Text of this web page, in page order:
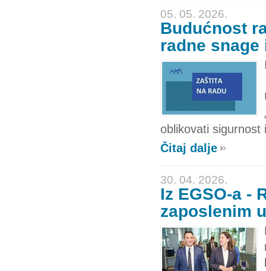
05. 05. 2026.
Budućnost
radne
oblikovati sigurnost
Čitaj dalje
30. 04. 2026.
Iz EGSO-a -
zaposlenim